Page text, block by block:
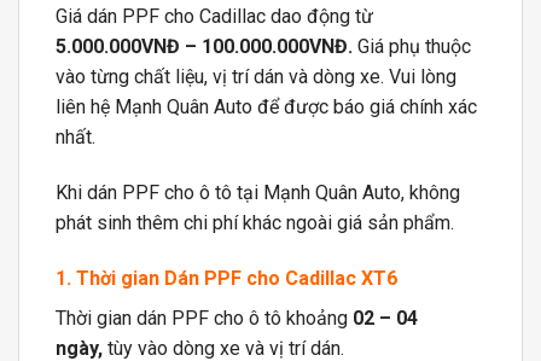
Giá dán PPF cho Cadillac dao động từ
5.000.000VNĐ – 100.000.000VNĐ. Giá phụ thuộc
vào từng chất liệu, vị trí dán và dòng xe. Vui lòng
liên hệ Mạnh Quân Auto để được báo giá chính xác
nhất.
Khi dán PPF cho ô tô tại Mạnh Quân Auto, không
phát sinh thêm chi phí khác ngoài giá sản phẩm.
1. Thời gian Dán PPF cho Cadillac XT6
Thời gian dán PPF cho ô tô khoảng 02 – 04
ngày, tùy vào dòng xe và vị trí dán.